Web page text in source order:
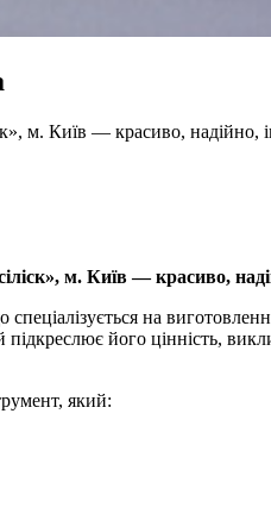
м. Київ — красиво,
м. Київ — красиво,
на
його цінність,
який: